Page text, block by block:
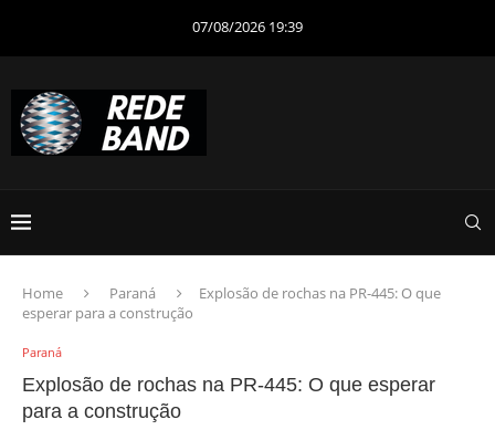
07/08/2026 19:39
Home Paraná
Explosão de rochas na PR-445: O que
esperar para a construção
Paraná
Explosão de rochas na PR-445: O que esperar
para a construção